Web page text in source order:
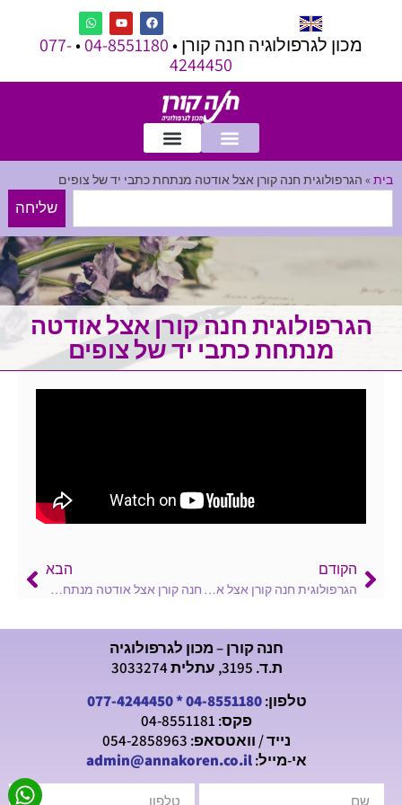
מכון לגרפולוגיה חנה קורן •04-8551180
•
077-
4244450
בית » הגרפולוגית חנה קורן אצל אודטה מנתחת כתבי יד של צופים
שליחה
הגרפולוגית חנה קורן אצל אודטה
מנתחת כתבי יד של צופים
הקודם
הגרפולוגית חנה קורן אצל אודטה מנתחת כתבי יד של צופים
הבא
חנה קורן אצל אודטה מנתחת את כתב ידה של אביגיל אריאלי
חנה קורן – מכון לגרפולוגיה
ת.ד. 3195, עתלית 3033274
טלפון:04-8551180
*
077-4244450
פקס: 04-8551181
נייד / וואטסאפ: 054-2858963
אי-מייל:admin@annakoren.co.il